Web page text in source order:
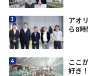
アオ
ら8
ここ
好き